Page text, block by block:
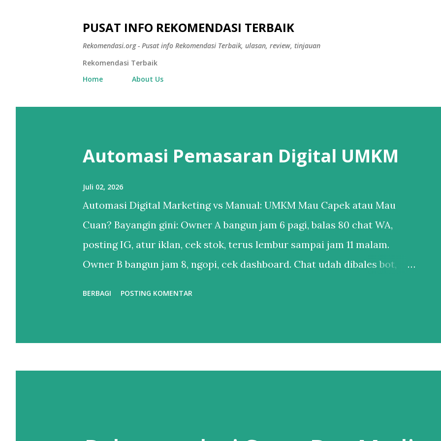
PUSAT INFO REKOMENDASI TERBAIK
Rekomendasi.org - Pusat info Rekomendasi Terbaik, ulasan, review, tinjauan
Rekomendasi Terbaik
Home
About Us
Automasi Pemasaran Digital UMKM
Juli 02, 2026
Automasi Digital Marketing vs Manual: UMKM Mau Capek atau Mau
Cuan? Bayangin gini: Owner A bangun jam 6 pagi, balas 80 chat WA,
posting IG, atur iklan, cek stok, terus lembur sampai jam 11 malam.
Owner B bangun jam 8, ngopi, cek dashboard. Chat udah dibales bot,
otomatisasi = kamu yang kerja paling keras tapi hasilnya paling dikit.
BERBAGI POSTING KOMENTAR